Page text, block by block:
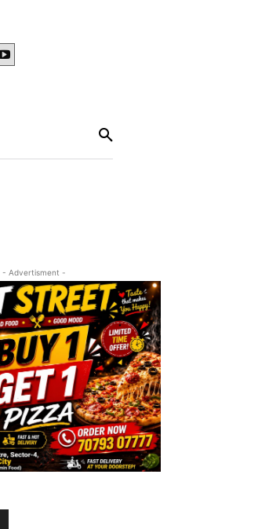
- Advertisment -